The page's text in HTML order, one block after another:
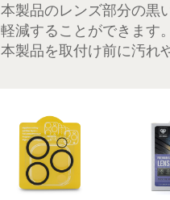
本製品のレンズ部分の黒
軽減することができます。
本製品を取付け前に汚れ